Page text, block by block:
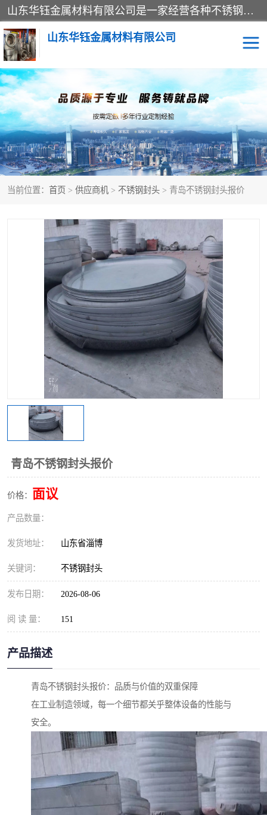
山东华钰金属材料有限公司是一家经营各种不锈钢管材、板材、圆钢、法兰、封头、型材等产品的公司；主营产品有：不锈钢管，激光切割，管件标准件，不锈钢圆钢，不锈钢人孔，不锈钢亮管，不锈钢角钢，不锈钢加工，不锈钢管子，不锈钢工业方管，不锈钢封头，不锈钢法兰，不锈钢阀门，不锈钢槽钢，不锈钢扁钢，不锈钢板等；可为客户制作各种规格的型材及不锈钢配件、非标准件及各种容器具等，能满足客户的不同采购要求。
山东华钰金属材料有限公司
当前位置： 首页 > 供应商机 > 不锈钢封头 > 青岛不锈钢封头报价
青岛不锈钢封头报价
价格： 面议
产品数量：
发货地址： 山东省淄博
关键词： 不锈钢封头
发布日期： 2026-08-06
阅 读 量： 151
产品描述
青岛不锈钢封头报价：品质与价值的双重保障
在工业制造领域，每一个细节都关乎整体设备的性能与
安全。
不锈钢管 激光切割
管件标准件 不锈钢圆钢
不锈钢人孔 不锈钢亮管
不锈钢角钢 不锈钢加工
不锈钢板 不锈钢工业方管
不锈钢封头 不锈钢法兰
不锈钢阀门 不锈钢槽钢
不锈钢扁钢